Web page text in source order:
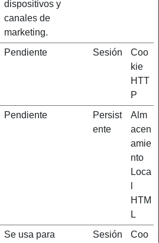
dispositivos y
canales de
marketing.
Pendiente Sesión
Coo
kie
HTT
P
Pendiente
Persist
ente
Alm
acen
amie
nto
Loca
HTM
L
Se usa para
Sesión
Coo